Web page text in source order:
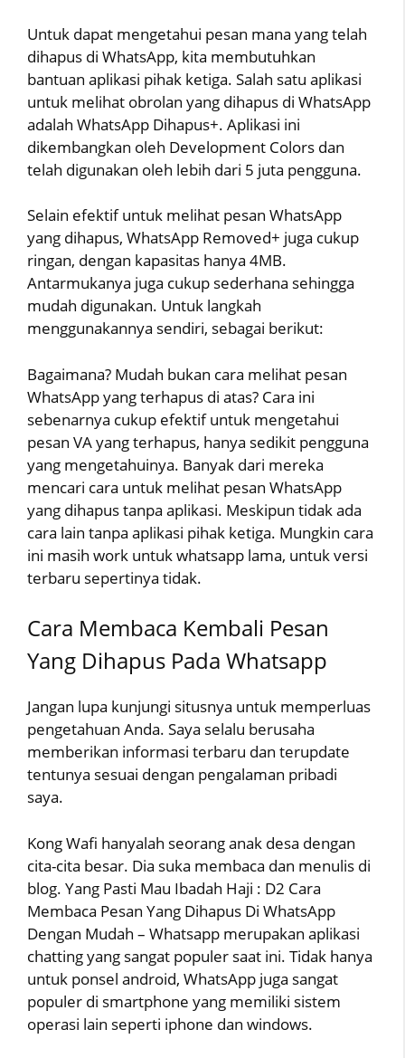
Untuk dapat mengetahui pesan mana yang telah
dihapus di WhatsApp, kita membutuhkan
bantuan aplikasi pihak ketiga. Salah satu aplikasi
untuk melihat obrolan yang dihapus di WhatsApp
adalah WhatsApp Dihapus+. Aplikasi ini
dikembangkan oleh Development Colors dan
telah digunakan oleh lebih dari 5 juta pengguna.
Selain efektif untuk melihat pesan WhatsApp
yang dihapus, WhatsApp Removed+ juga cukup
ringan, dengan kapasitas hanya 4MB.
Antarmukanya juga cukup sederhana sehingga
mudah digunakan. Untuk langkah
menggunakannya sendiri, sebagai berikut:
Bagaimana? Mudah bukan cara melihat pesan
WhatsApp yang terhapus di atas? Cara ini
sebenarnya cukup efektif untuk mengetahui
pesan VA yang terhapus, hanya sedikit pengguna
yang mengetahuinya. Banyak dari mereka
mencari cara untuk melihat pesan WhatsApp
yang dihapus tanpa aplikasi. Meskipun tidak ada
cara lain tanpa aplikasi pihak ketiga. Mungkin cara
ini masih work untuk whatsapp lama, untuk versi
terbaru sepertinya tidak.
Cara Membaca Kembali Pesan
Yang Dihapus Pada Whatsapp
Jangan lupa kunjungi situsnya untuk memperluas
pengetahuan Anda. Saya selalu berusaha
memberikan informasi terbaru dan terupdate
tentunya sesuai dengan pengalaman pribadi
saya.
Kong Wafi hanyalah seorang anak desa dengan
cita-cita besar. Dia suka membaca dan menulis di
blog. Yang Pasti Mau Ibadah Haji : D2 Cara
Membaca Pesan Yang Dihapus Di WhatsApp
Dengan Mudah – Whatsapp merupakan aplikasi
chatting yang sangat populer saat ini. Tidak hanya
untuk ponsel android, WhatsApp juga sangat
populer di smartphone yang memiliki sistem
operasi lain seperti iphone dan windows.